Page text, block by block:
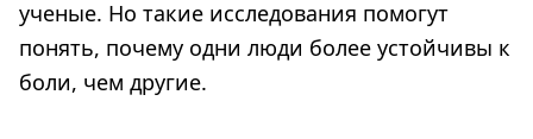
ученые. Но такие исследования помогут
понять, почему одни люди более устойчивы к
боли, чем другие.